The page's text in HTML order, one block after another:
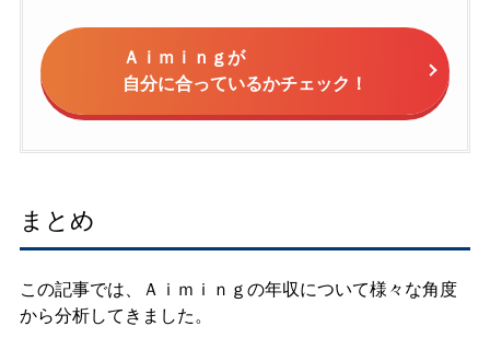
Ａｉｍｉｎｇが
自分に合っているかチェック！
まとめ
この記事では、Ａｉｍｉｎｇの年収について様々な角度
から分析してきました。